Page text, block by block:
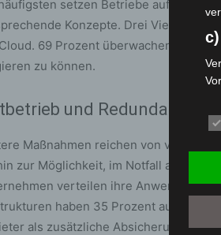
setzen Betriebe auf Notfall-
Konzepte. Drei Viertel (75
69 Prozent überwachen ihre
zu können.
und Redundanz als
Maßnahmen reichen von
zur Möglichkeit, im Notfall auf
verteilen ihre
haben 35 Prozent
als zusätzliche Absicherung